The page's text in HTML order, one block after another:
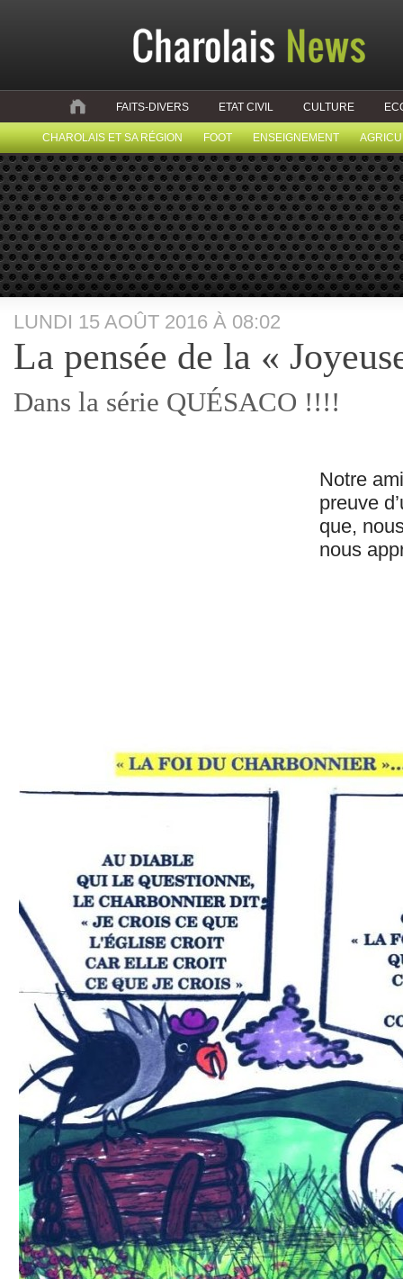
FAITS-DIVERS ETAT CIVIL CULTURE
CHAROLAIS ET SA RÉGION FOOT ENSEIGNEMENT
LUNDI 15 AOÛT 2016 À 08:02
La pensée de la «
Dans la série QUÉSACO !!!!
Notre
preuve
que,
nous